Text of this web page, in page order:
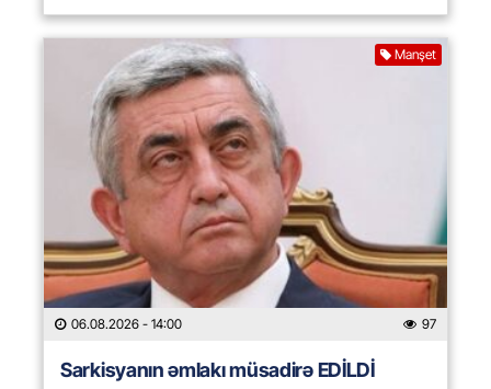
Manşet
06.08.2026 - 14:00 97
Sarkisyanın əmlakı müsadirə EDİLDİ